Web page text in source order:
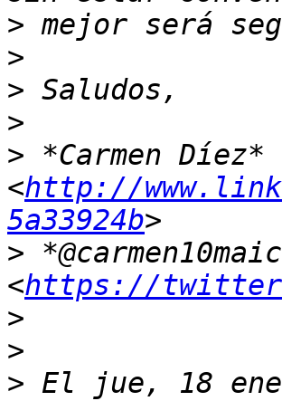
>
>
>
>
> *Carmen Díez*
<http://
5a33924b
>
<https://
>
>
> El jue, 18